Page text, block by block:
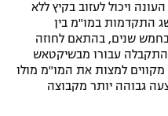
ויכול לעזוב בקיץ ללא
התקדמות במו"מ בין
בחמש שנים, בהתאם לחוזה
עבורו מבשיקטאש
מקווים למצות את המו"מ מולו
גבוהה יותר מקבוצה